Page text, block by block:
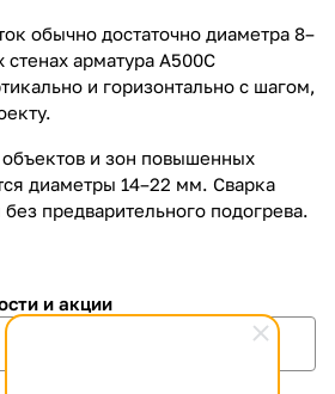
обычно достаточно диаметра 8–
арматура А500С
и горизонтально с шагом,
и зон повышенных
диаметры 14–22 мм. Сварка
предварительного подогрева.
и акции